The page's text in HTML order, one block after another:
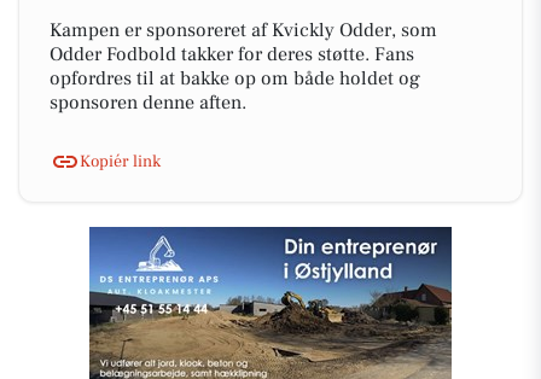
Kampen er sponsoreret af Kvickly Odder, som
Odder Fodbold takker for deres støtte. Fans
opfordres til at bakke op om både holdet og
sponsoren denne aften.
Kopiér link